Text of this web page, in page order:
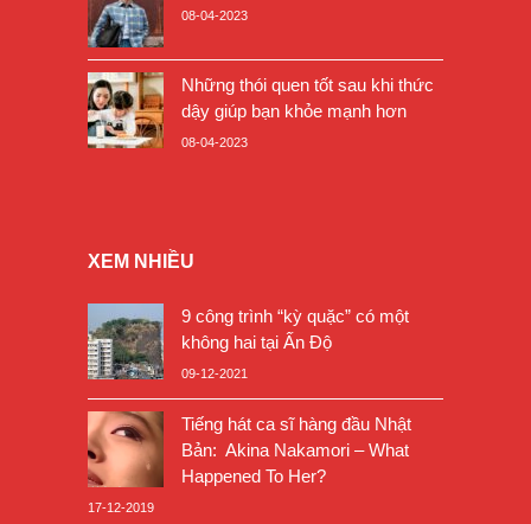
08-04-2023
Những thói quen tốt sau khi thức
dậy giúp bạn khỏe mạnh hơn
08-04-2023
XEM NHIỀU
9 công trình “kỳ quặc” có một
không hai tại Ấn Độ
09-12-2021
Tiếng hát ca sĩ hàng đầu Nhật
Bản: Akina Nakamori – What
Happened To Her?
17-12-2019